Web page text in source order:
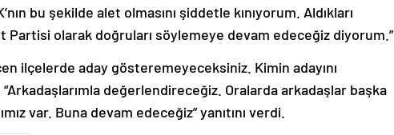
bu şekilde alet olmasını şiddetle kınıyorum. Aldıkları
Partisi olarak doğruları söylemeye devam edeceğiz diyorum.”
ilçelerde aday gösteremeyeceksiniz. Kimin adayını
değerlendireceğiz. Oralarda arkadaşlar başka
var. Buna devam edeceğiz” yanıtını verdi.